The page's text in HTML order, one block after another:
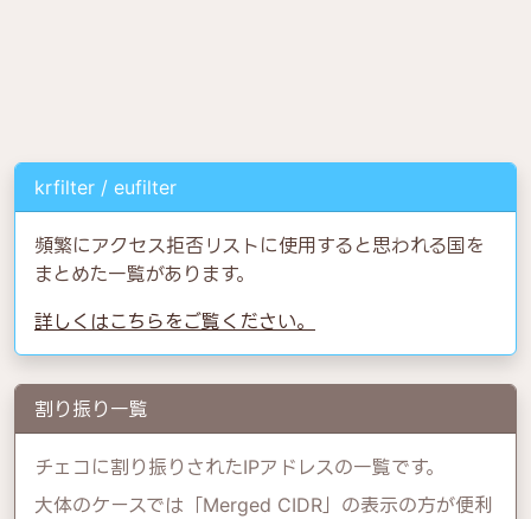
krfilter / eufilter
頻繁にアクセス拒否リストに使用すると思われる国を
まとめた一覧があります。
詳しくはこちらをご覧ください。
割り振り一覧
チェコに割り振りされたIPアドレスの一覧です。
大体のケースでは「Merged CIDR」の表示の方が便利